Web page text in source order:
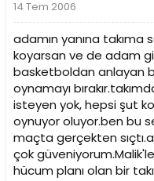
14 Tem 2006
adamın yanına takıma
koyarsan ve de adam
basketboldan anlayan
oynamayı
isteyen yok, hepsi şut
oynuyor oluyor.ben bu
maçta gerçekten
çok
hücum planı olan bir